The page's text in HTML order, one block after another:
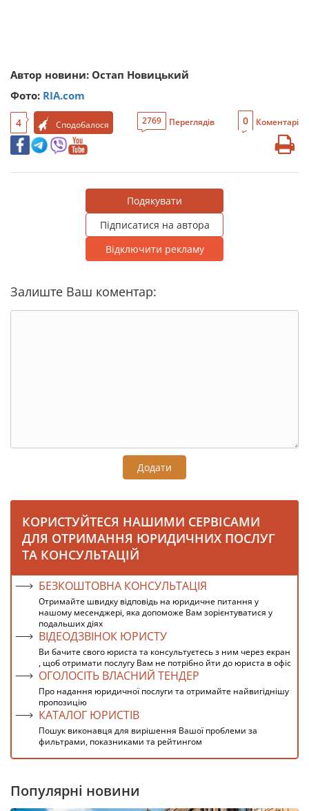
Автор новини: Остап Новицький
Фото: RIA.com
4 Сподобалося 2769 Переглядів 0 Коментарі
Подякувати
Підписатися на автора
Відключити рекламу
Залиште Ваш коментар:
Додати
КОРИСТУЙТЕСЯ НАШИМИ СЕРВІСАМИ
ДЛЯ ОТРИМАННЯ ЮРИДИЧНИХ ПОСЛУГ
ТА КОНСУЛЬТАЦІЙ
БЕЗКОШТОВНА КОНСУЛЬТАЦІЯ
Отримайте швидку відповідь на юридичне питання у
нашому месенджері, яка допоможе Вам зорієнтуватися у
подальших діях
ВІДЕОДЗВІНОК ЮРИСТУ
Ви бачите свого юриста та консультуєтесь з ним через екран
, щоб отримати послугу Вам не потрібно йти до юриста в офіс
ОГОЛОСІТЬ ВЛАСНИЙ ТЕНДЕР
Про надання юридичної послуги та отримайте найвигіднішу
пропозицію
КАТАЛОГ ЮРИСТІВ
Пошук виконавця для вирішення Вашої проблеми за
фильтрами, показниками та рейтингом
Популярні новини